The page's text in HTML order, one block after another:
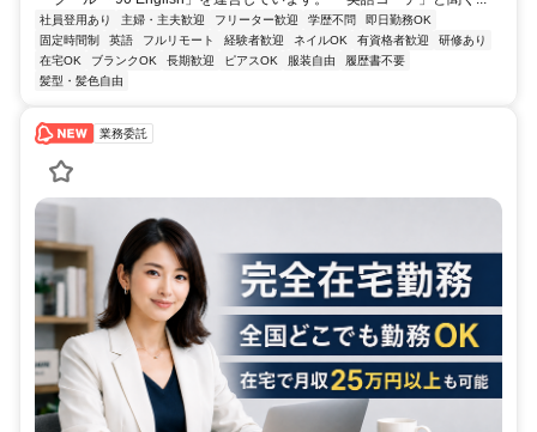
社員登用あり 主婦・主夫歓迎 フリーター歓迎 学歴不問
即日勤務OK
固定時間制
英語 フルリモート 経験者歓迎 ネイルOK 有資格者歓迎
研修あり
在宅OK
ブランクOK 長期歓迎 ピアスOK 服装自由
履歴書不要
髪型・髪色自由
業務委託